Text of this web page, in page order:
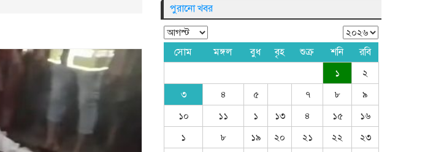
পুরানো খবর
সোম মঙ্গল বুধ বৃহ শুক্র শনি রবি
১
২
৩
৪ ৫ ৭ ৮
৯
১০
১১ ১ ১৩ ৪ ১৫
১৬
১
৮ ১৯ ২০ ২১ ২২
২৩